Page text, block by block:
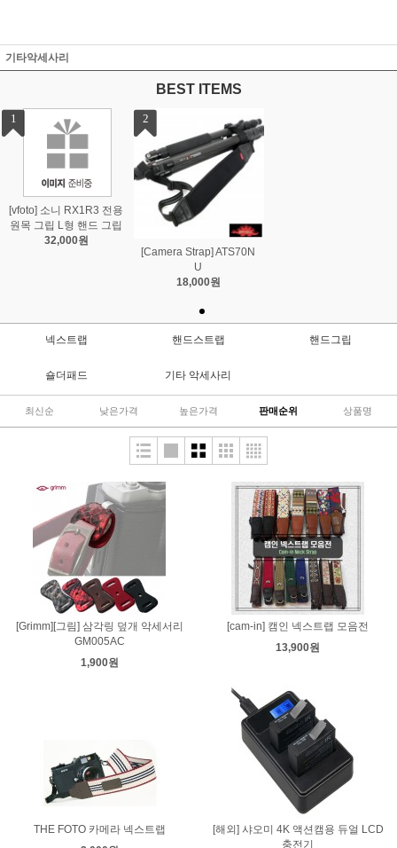
기타악세사리
BEST ITEMS
1
[vfoto] 소니 RX1R3 전용
원목 그립 L형 핸드 그립
32,000원
2
[Camera Strap] ATS70N
U
18,000원
넥스트랩 핸드스트랩 핸드그립
숄더패드 기타 악세사리
최신순 낮은가격 높은가격 판매순위 상품명
[Grimm][그림] 삼각링 덮개 악세서리
GM005AC
1,900원
[cam-in] 캠인 넥스트랩 모음전
13,900원
THE FOTO 카메라 넥스트랩
[해외] 샤오미 4K 액션캠용 듀얼 LCD
충전기